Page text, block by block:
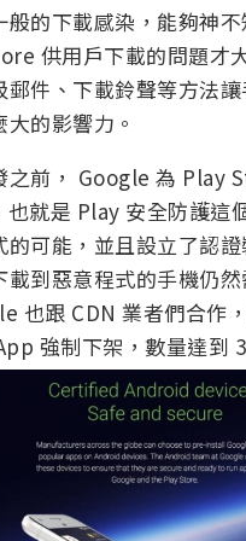
般的下載感染，能夠神
供用戶下載的問題才
郵件、下載鈴聲等方法
的影響力。
之前， Google 為 Play
就是 Play 安全防護這
的可能，並且設立了認
載到惡意程式的手機仍
也跟 CDN 業者們合作
強制下架，數量達到